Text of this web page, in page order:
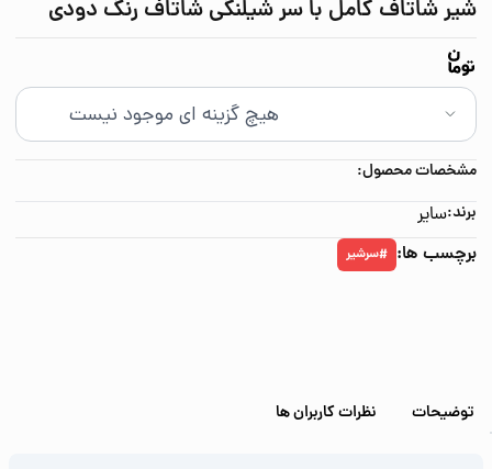
شیر شاتاف کامل با سر شیلنگی شاتاف رنگ دودی
مشخصات محصول:
برند:سایر
برچسب ها: #سرشیر
توضیحات نظرات کاربران ها